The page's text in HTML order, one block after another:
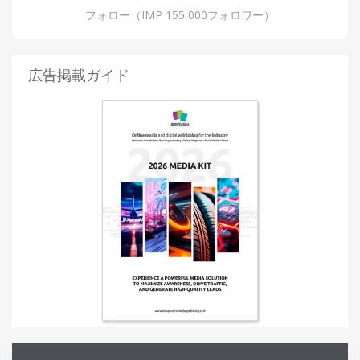
フォロー（IMP 155 000フォロワー）
広告掲載ガイド